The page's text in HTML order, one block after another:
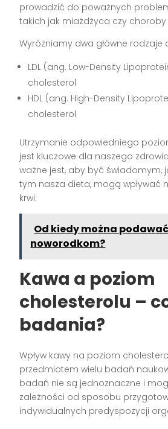
prowadzić do poważnych
takich jak miażdżyca czy choroby
Wyróżniamy dwa główne rodzaje
LDL (ang. Low-Density
cholesterol
HDL (ang. High-Density
cholesterol
Utrzymanie odpowiedniego
jest kluczowe dla naszego
ważne jest, aby być świadomym,
tym nasza dieta, mogą wpływać
krwi.
Od kiedy można
noworodkom?
Kawa a poziom
cholesterolu –
badania?
Wpływ kawy na poziom
przedmiotem wielu badań
badań nie są jednoznaczne i
zależności od sposobu
indywidualnych predyspozycji